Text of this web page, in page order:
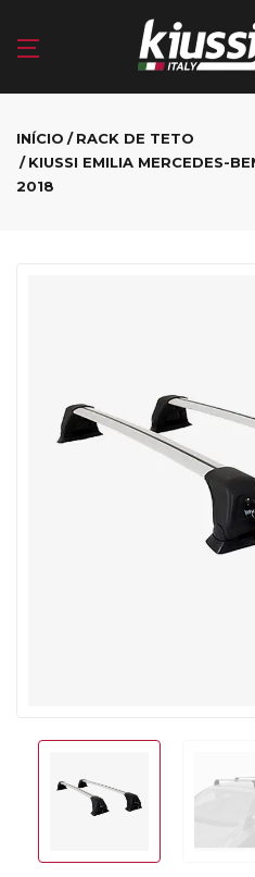
INÍCIO
RACK DE TETO
KIUSSI EMILIA MERCEDES-
2018